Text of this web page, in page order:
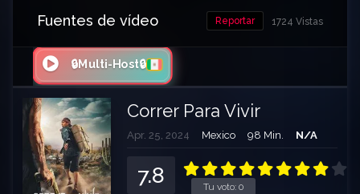
Fuentes de vídeo 1724 Vistas
Reportar
🔒Multi-Host🔒
Correr Para Vivir
Apr. 25, 2024 Mexico 98 Min. N/A
Tu voto: 0
7.8